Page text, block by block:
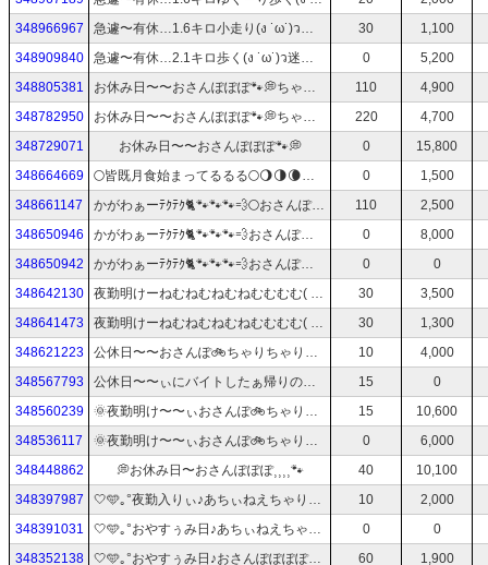
348966967
急遽〜有休…1.6キロ小走り(ง ˙ω˙)ว迷子なりませんよーに🐾🐾 30
1,100
348909840
急遽〜有休…2.1キロ歩く(ง ˙ω˙)ว迷子なりませんよーに🐾ᵕ̈ 0
5,200
348805381
お休み日〜〜おさんぽぽぽ🐾💭ちゃりちゃりりりり🚲♪；9 110
4,900
348782950
お休み日〜〜おさんぽぽぽ🐾💭ちゃりちゃりりりり🚲♪；9 220
4,700
348729071
お休み日〜〜おさんぽぽぽ🐾💭 0
15,800
348664669
🌕皆既月食始まってるるる🌕🌖🌗🌘🌑🌒🌓🌔🌕 0
1,500
348661147
かがわぁーﾃｸﾃｸ🐈🐾🐾🐾💨🌕おさんぽぽぽ♪ 110
2,500
348650946
かがわぁーﾃｸﾃｸ🐈🐾🐾🐾💨おさんぽぽぽ♪ 0
8,000
348650942
かがわぁーﾃｸﾃｸ🐈🐾🐾🐾💨おさんぽぽぽ♪ 0
0
348642130
夜勤明けーねむねむねむねむむむむ( ¯꒳​¯ )ᐝ🌀台風どんなんだろ 30
3,500
348641473
夜勤明けーねむねむねむねむむむむ( ¯꒳​¯ )ᐝ🌀台風どんなんだろ 30
1,300
348621223
公休日〜〜おさんぽ🚲ちゃりちゃりりりりん♪🚲‪𓂃 𓈒𓏸 10
4,000
348567793
公休日〜〜ぃにバイトしたぁ帰りのおさんぽ🚲ちゃりちゃりりりりん♪🚲‪𓂃 𓈒𓏸 15
0
348560239
‎🌞夜勤明け〜〜ぃおさんぽ🚲ちゃりちゃりりりりん♪🚲‪𓂃 𓈒𓏸 15
10,600
348536117
‎🌞夜勤明け〜〜ぃおさんぽ🚲ちゃりちゃりりりりん♪🚲‪𓂃 𓈒𓏸 0
6,000
348448862
‎💭お休み日〜おさんぽぽぽ⸒⸒⸒⸒🐾 40
10,100
348397987
‎🤍🩵｡°夜勤入りぃ♪あちぃねえちゃりちゃりりりり 10
2,000
348391031
‎🤍🩵｡°おやすぅみ日♪あちぃねえちゃりちゃりりりり 0
0
348352138
‎🤍🩵｡°おやすぅみ日♪おさんぽぽぽぽーんあちぃねえ 60 1,900